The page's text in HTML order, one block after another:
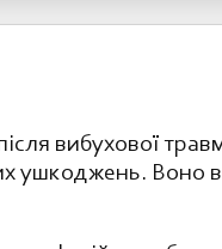
вибухової
ушкоджень. Воно